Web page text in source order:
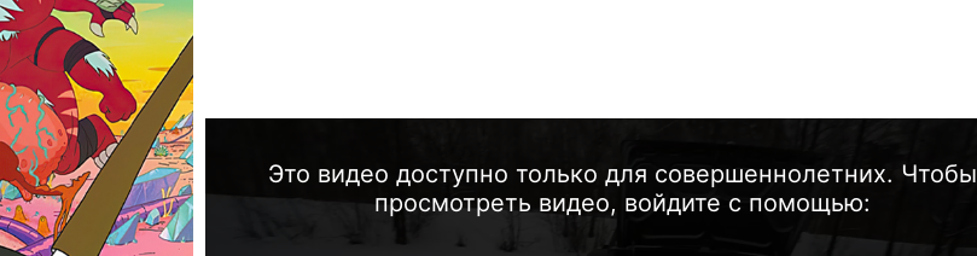
Это видео доступно только для совершеннолетних. Чтобы
просмотреть видео, войдите с помощью: